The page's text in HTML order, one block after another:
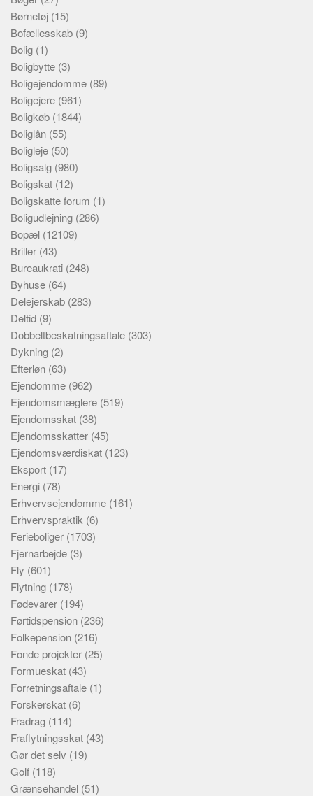
Børnetøj (15)
Bofællesskab (9)
Bolig (1)
Boligbytte (3)
Boligejendomme (89)
Boligejere (961)
Boligkøb (1844)
Boliglån (55)
Boligleje (50)
Boligsalg (980)
Boligskat (12)
Boligskatte forum (1)
Boligudlejning (286)
Bopæl (12109)
Briller (43)
Bureaukrati (248)
Byhuse (64)
Delejerskab (283)
Deltid (9)
Dobbeltbeskatningsaftale (303)
Dykning (2)
Efterløn (63)
Ejendomme (962)
Ejendomsmæglere (519)
Ejendomsskat (38)
Ejendomsskatter (45)
Ejendomsværdiskat (123)
Eksport (17)
Energi (78)
Erhvervsejendomme (161)
Erhvervspraktik (6)
Ferieboliger (1703)
Fjernarbejde (3)
Fly (601)
Flytning (178)
Fødevarer (194)
Førtidspension (236)
Folkepension (216)
Fonde projekter (25)
Formueskat (43)
Forretningsaftale (1)
Forskerskat (6)
Fradrag (114)
Fraflytningsskat (43)
Gør det selv (19)
Golf (118)
Grænsehandel (51)